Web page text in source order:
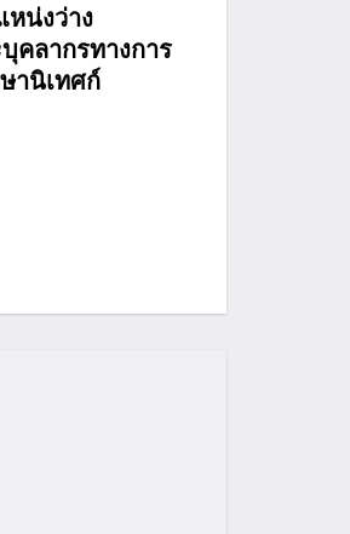
น่งว่าง
คลากรทางการ
านิเทศก์